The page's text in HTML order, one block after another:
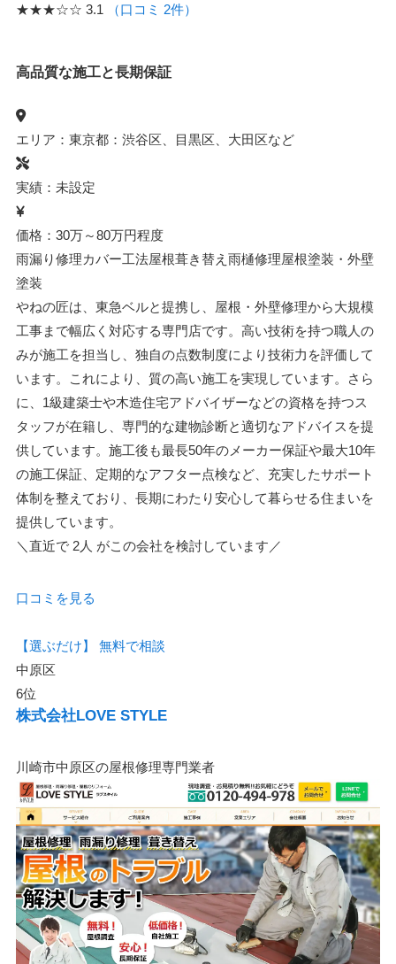
★★★☆☆ 3.1 （口コミ 2件）
高品質な施工と長期保証
エリア：東京都：渋谷区、目黒区、大田区など
実績：未設定
価格：30万～80万円程度
雨漏り修理カバー工法屋根葺き替え 雨樋修理屋根塗装・外壁
塗装
やねの匠は、東急ベルと提携し、屋根・外壁修理から大規模
工事まで幅広く対応する専門店です。高い技術を持つ職人の
みが施工を担当し、独自の点数制度により技術力を評価して
います。これにより、質の高い施工を実現しています。さら
に、1級建築士や木造住宅アドバイザーなどの資格を持つス
タッフが在籍し、専門的な建物診断と適切なアドバイスを提
供しています。施工後も最長50年のメーカー保証や最大10年
の施工保証、定期的なアフター点検など、充実したサポート
体制を整えており、長期にわたり安心して暮らせる住まいを
提供しています。
＼直近で 2人 がこの会社を検討しています／
口コミを見る
【選ぶだけ】
無料で相談
中原区
6位
株式会社LOVE STYLE
川崎市中原区の屋根修理専門業者